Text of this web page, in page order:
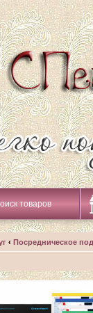
товаров
‹ Посредническое